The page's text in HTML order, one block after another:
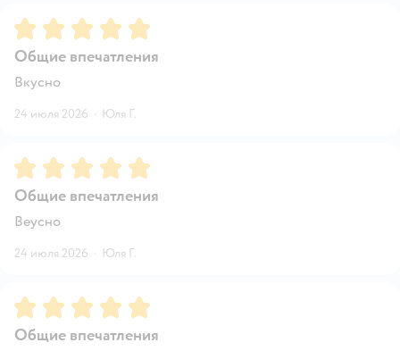
Рейтинг:5
Общие впечатления
Вкусно
24 июля 2026 · Юля Г.
Рейтинг:5
Общие впечатления
Веусно
24 июля 2026 · Юля Г.
Рейтинг:5
Общие впечатления